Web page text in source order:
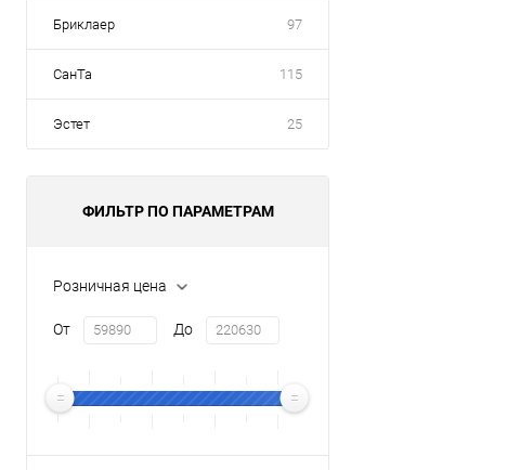
Бриклаер 97
СанТа 115
Эстет 25
ФИЛЬТР ПО ПАРАМЕТРАМ
Розничная цена
От До